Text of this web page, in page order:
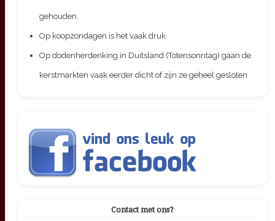
gehouden.
Op koopzondagen is het vaak druk.
Op dodenherdenking in Duitsland (Totensonntag) gaan de
kerstmarkten vaak eerder dicht of zijn ze geheel gesloten
Contact met ons?